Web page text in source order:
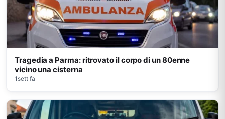
Tragedia a Parma: ritrovato il corpo di un 80enne
vicino una cisterna
1sett fa